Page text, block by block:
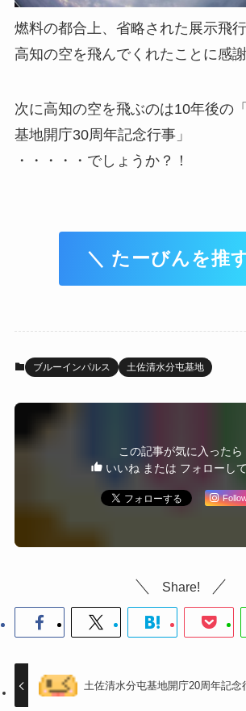
燃料の都合上、省略された展示飛
高知の空を飛んでくれたことに感謝
次に高知の空を飛ぶのは10年後の
基地開庁30周年記念行事」
・・・・・でしょうか？！
＼ たーびんを推
ブルーインパルス 土佐清水分屯基地
この記事が気に入ったら
いいね または フォローして
Share!
土佐清水分屯基地開庁20周年記